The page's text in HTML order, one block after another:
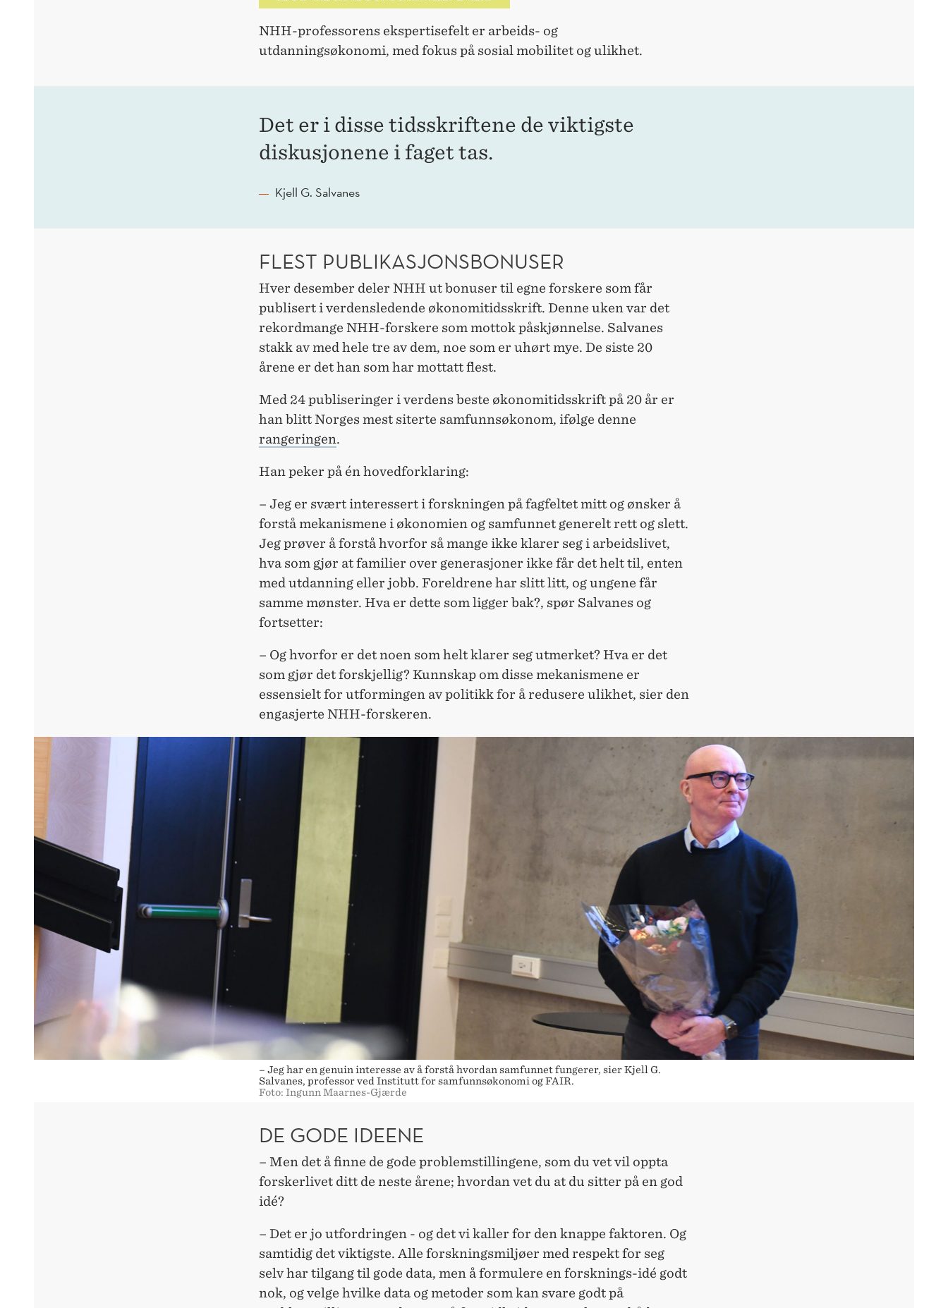
NHH-professorens ekspertisefelt er arbeids- og
utdanningsøkonomi, med fokus på sosial mobilitet og ulikhet.
Det er i disse tidsskriftene de viktigste
diskusjonene i faget tas.
Kjell G. Salvanes
FLEST PUBLIKASJONSBONUSER
Hver desember deler NHH ut bonuser til egne forskere som får
publisert i verdensledende økonomitidsskrift. Denne uken var det
rekordmange NHH-forskere som mottok påskjønnelse. Salvanes
stakk av med hele tre av dem, noe som er uhørt mye. De siste 20
årene er det han som har mottatt flest.
Med 24 publiseringer i verdens beste økonomitidsskrift på 20 år er
han blitt Norges mest siterte samfunnsøkonom, ifølge denne
rangeringen.
Han peker på én hovedforklaring:
– Jeg er svært interessert i forskningen på fagfeltet mitt og ønsker å
forstå mekanismene i økonomien og samfunnet generelt rett og slett.
Jeg prøver å forstå hvorfor så mange ikke klarer seg i arbeidslivet,
hva som gjør at familier over generasjoner ikke får det helt til, enten
med utdanning eller jobb. Foreldrene har slitt litt, og ungene får
samme mønster. Hva er dette som ligger bak?, spør Salvanes og
fortsetter:
– Og hvorfor er det noen som helt klarer seg utmerket? Hva er det
som gjør det forskjellig? Kunnskap om disse mekanismene er
essensielt for utformingen av politikk for å redusere ulikhet, sier den
engasjerte NHH-forskeren.
– Jeg har en genuin interesse av å forstå hvordan samfunnet fungerer, sier Kjell G.
Salvanes, professor ved Institutt for samfunnsøkonomi og FAIR.
Foto: Ingunn Maarnes-Gjærde
DE GODE IDEENE
– Men det å finne de gode problemstillingene, som du vet vil oppta
forskerlivet ditt de neste årene; hvordan vet du at du sitter på en god
idé?
– Det er jo utfordringen - og det vi kaller for den knappe faktoren. Og
samtidig det viktigste. Alle forskningsmiljøer med respekt for seg
selv har tilgang til gode data, men å formulere en forsknings-idé godt
nok, og velge hvilke data og metoder som kan svare godt på